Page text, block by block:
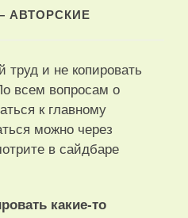
АВТОРСКИЕ
труд и не копировать
всем вопросам о
к главному
можно через
в сайдбаре
какие-то